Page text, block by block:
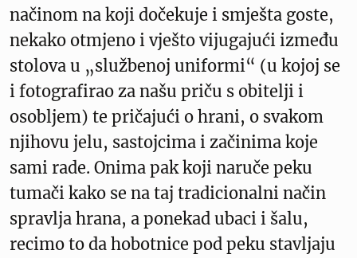
načinom na koji dočekuje i smješta goste,
nekako otmjeno i vješto vijugajući između
stolova u „službenoj uniformi“ (u kojoj se
i fotografirao za našu priču s obitelji i
osobljem) te pričajući o hrani, o svakom
njihovu jelu, sastojcima i začinima koje
sami rade. Onima pak koji naruče peku
tumači kako se na taj tradicionalni način
spravlja hrana, a ponekad ubaci i šalu,
recimo to da hobotnice pod peku stavljaju